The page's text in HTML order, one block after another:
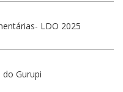
LDO 2025
do Gurupi